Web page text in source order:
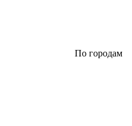
По городам